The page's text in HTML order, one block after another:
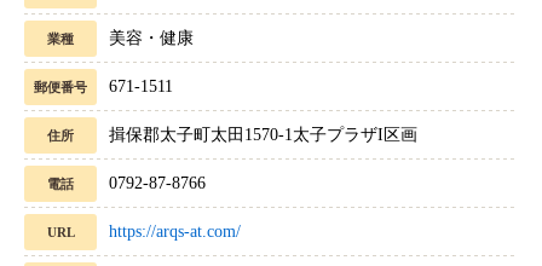
業種 美容・健康
郵便番号 671-1511
住所 揖保郡太子町太田1570-1太子プラザI区画
電話 0792-87-8766
URL https://arqs-at.com/